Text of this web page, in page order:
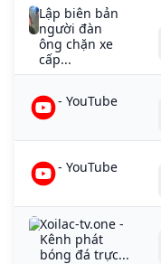
Lập biên bản
người đàn
ông chặn xe
cấp...
- YouTube
- YouTube
Xoilac-tv.one -
Kênh phát
bóng đá trực...